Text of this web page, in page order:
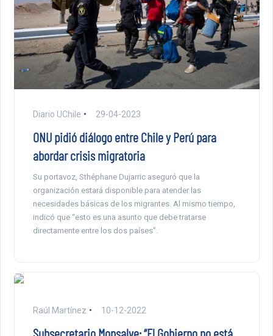
Diario UChile 29-04-2023
ONU pidió diálogo entre Chile y Perú para
abordar crisis migratoria
Su portavoz, Sthéphane Dujarric aseguró que la
organización estará disponible para atender las
necesidades básicas de los migrantes. Al mismo tiempo,
indicó que “esto es una asunto que debe tratarse
directamente entre los dos países”.
Raúl Martínez 10-12-2022
Subsecretario Monsalve: “El Gobierno no está